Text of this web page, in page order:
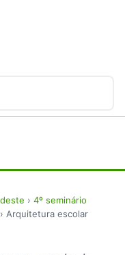
› 4º seminário
› Arquitetura escolar